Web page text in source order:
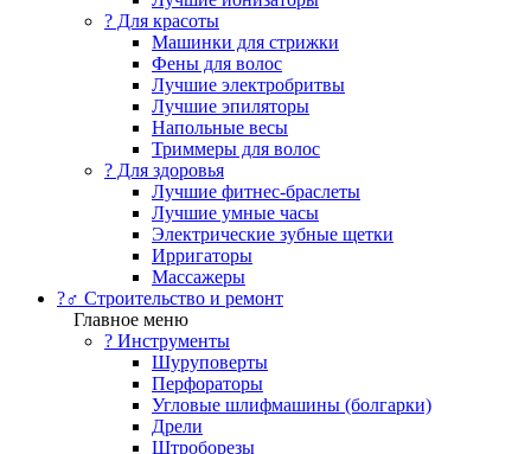
? Для красоты
Машинки для стрижки
Фены для волос
Лучшие электробритвы
Лучшие эпиляторы
Напольные весы
Триммеры для волос
? Для здоровья
Лучшие фитнес-браслеты
Лучшие умные часы
Электрические зубные щетки
Ирригаторы
Массажеры
?‍♂️ Строительство и ремонт
Главное меню
?️ Инструменты
Шуруповерты
Перфораторы
Угловые шлифмашины (болгарки)
Дрели
Штроборезы